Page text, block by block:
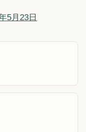
5月23日